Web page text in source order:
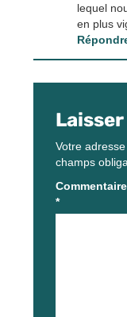
lequel
en plus
Votre
champs
Commentaire
*